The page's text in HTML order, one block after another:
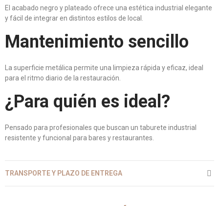
El acabado negro y plateado ofrece una estética industrial elegante
y fácil de integrar en distintos estilos de local.
Mantenimiento sencillo
La superficie metálica permite una limpieza rápida y eficaz, ideal
para el ritmo diario de la restauración.
¿Para quién es ideal?
Pensado para profesionales que buscan un taburete industrial
resistente y funcional para bares y restaurantes.
TRANSPORTE Y PLAZO DE ENTREGA